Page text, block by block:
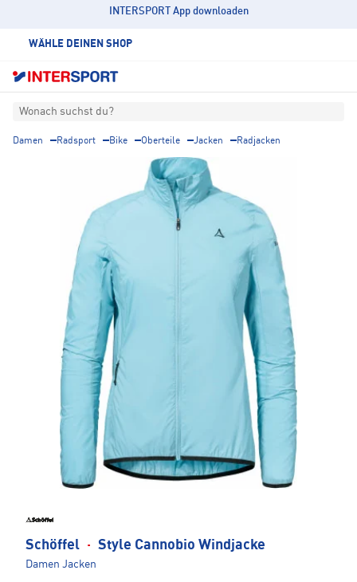
INTERSPORT App downloaden
WÄHLE DEINEN SHOP
Wonach suchst du?
Damen Radsport Bike Oberteile Jacken Radjacken
Schöffel · Style Cannobio Windjacke
Damen Jacken